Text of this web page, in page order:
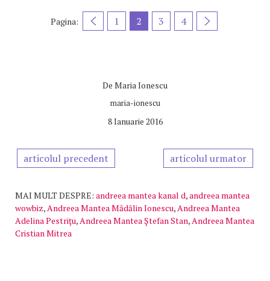
Pagina: 1 2 3 4
De Maria Ionescu
maria-ionescu
8 Ianuarie 2016
articolul precedent articolul urmator
MAI MULT DESPRE: andreea mantea kanal d,andreea mantea
wowbiz,Andreea Mantea Mădălin Ionescu,Andreea Mantea
Adelina Pestriţu,Andreea Mantea Ştefan Stan,Andreea Mantea
Cristian Mitrea